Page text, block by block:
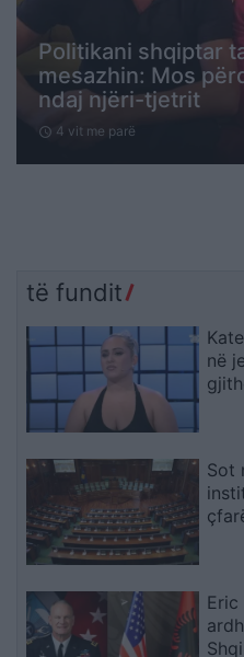
Politikani shqiptar
mesazhin: Mos
ndaj njëri-tjetrit
schedule 4 vit me parë
të fundit
në
Sot
Eric